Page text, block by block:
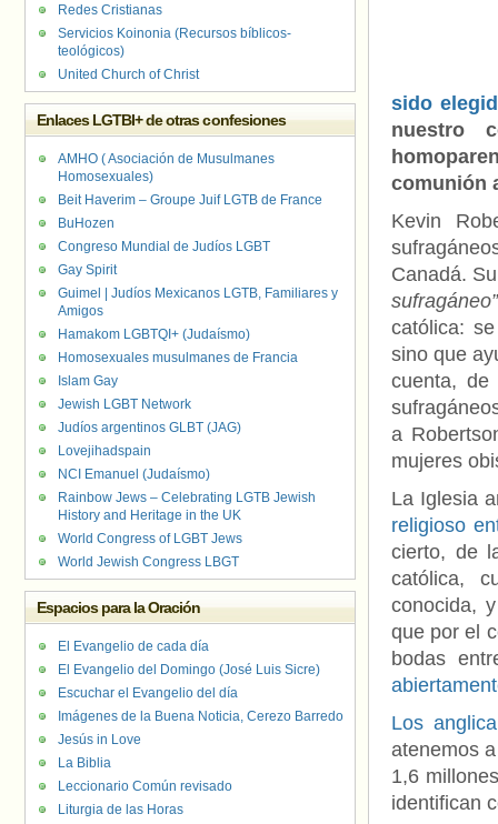
sido
nuestro
comunión
Kevin
Canadá.
sufragáneo”
católica:
sino que
cuenta, de
a
mujeres
La Iglesia
religioso
cierto, de
católica,
conocida,
que por el
bodas
Los
atenemos
1,6
identifican
Redes Cristianas
Servicios Koinonia (Recursos bíblicos-
teológicos)
United Church of Christ
Enlaces LGTBI+ de otras confesiones
AMHO ( Asociación de Musulmanes
Homosexuales)
Beit Haverim – Groupe Juif LGTB de France
BuHozen
Congreso Mundial de Judíos LGBT
Gay Spirit
Guimel | Judíos Mexicanos LGTB, Familiares y
Amigos
Hamakom LGBTQI+ (Judaísmo)
Homosexuales musulmanes de Francia
Islam Gay
Jewish LGBT Network
Judíos argentinos GLBT (JAG)
Lovejihadspain
NCI Emanuel (Judaísmo)
Rainbow Jews – Celebrating LGTB Jewish
History and Heritage in the UK
World Congress of LGBT Jews
World Jewish Congress LBGT
Espacios para la Oración
El Evangelio de cada día
El Evangelio del Domingo (José Luis Sicre)
Escuchar el Evangelio del día
Imágenes de la Buena Noticia, Cerezo Barredo
Jesús in Love
La Biblia
Leccionario Común revisado
Liturgia de las Horas